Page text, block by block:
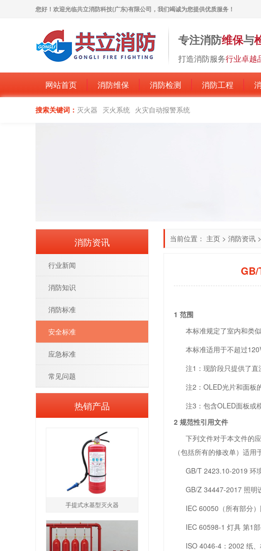
您好！欢迎光临共立消防科技(广东)有限公司，我们竭诚为您提供优质服务！
专注消防维保与
打造消防服务行业卓越
网站首页 消防维保 消防检测 消防工程
搜索关键词： 灭火器 灭火系统 火灾自动报警系统
当前位置： 主页 > 消防资讯 >
GB/
1 范围
本标准规定了室内和类似
本标准适用于不超过
注1：现阶段只提供了直
注2：OLED光片和面板的
注3：包含OLED面板或模
2 规范性引用文件
下列文件对于本文件的应
（包括所有的修改单）适用
GB/T 2423.10-2019 环境
GB/Z 34447-2017 照明
IEC 60050（所有部分）
IEC 60598-1 灯具 第1部
ISO 4046-4：2002 纸、
消防资讯
行业新闻
消防知识
消防标准
安全标准
应急标准
常见问题
热销产品
手提式水基型灭火器